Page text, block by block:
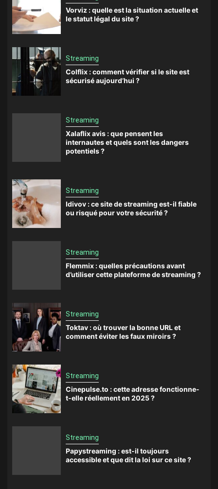
Vorviz : quelle est la situation actuelle et
le statut légal du site ?
Streaming
Colflix : comment vérifier si le site est
sécurisé aujourd’hui ?
Streaming
Xalaflix avis : que pensent les
internautes et quels sont les dangers
potentiels ?
Streaming
Idivov : ce site de streaming est-il fiable
ou risqué pour votre sécurité ?
Streaming
Flemmix : quelles précautions avant
d’utiliser cette plateforme de streaming ?
Streaming
Toktav : où trouver la bonne URL et
comment éviter les faux miroirs ?
Streaming
Cinepulse.to : cette adresse fonctionne-
t-elle réellement en 2025 ?
Streaming
Papystreaming : est-il toujours
accessible et que dit la loi sur ce site ?